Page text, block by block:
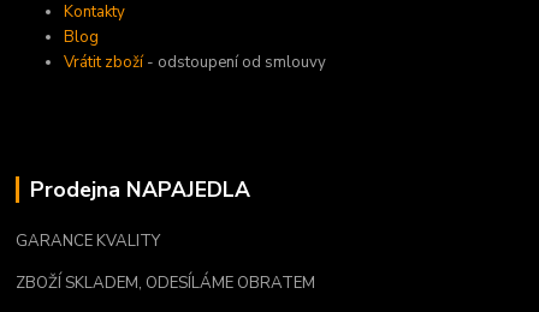
Kontakty
Blog
Vrátit zboží - odstoupení od smlouvy
Prodejna NAPAJEDLA
GARANCE KVALITY
ZBOŽÍ SKLADEM, ODESÍLÁME OBRATEM